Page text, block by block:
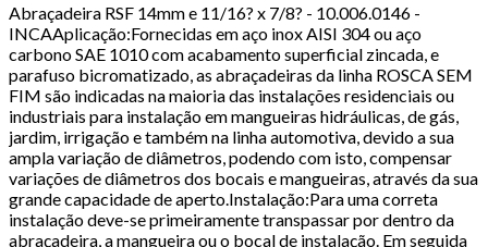
Abraçadeira RSF 14mm e 11/16? x 7/8? - 10.006.0146 -
INCAAplicação:Fornecidas em aço inox AISI 304 ou aço
carbono SAE 1010 com acabamento superficial zincada, e
parafuso bicromatizado, as abraçadeiras da linha ROSCA SEM
FIM são indicadas na maioria das instalações residenciais ou
industriais para instalação em mangueiras hidráulicas, de gás,
jardim, irrigação e também na linha automotiva, devido a sua
ampla variação de diâmetros, podendo com isto, compensar
variações de diâmetros dos bocais e mangueiras, através da sua
grande capacidade de aperto.Instalação:Para uma correta
instalação deve-se primeiramente transpassar por dentro da
abraçadeira, a mangueira ou o bocal de instalação. Em seguida